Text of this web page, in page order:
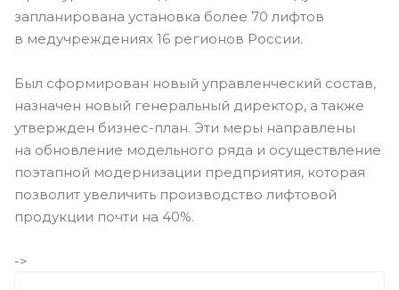
запланирована установка более 70 лифтов
в медучреждениях 16 регионов России.
Был сформирован новый управленческий состав,
назначен новый генеральный директор, а также
утвержден бизнес-план. Эти меры направлены
на обновление модельного ряда и осуществление
поэтапной модернизации предприятия, которая
позволит увеличить производство лифтовой
продукции почти на 40%.
->